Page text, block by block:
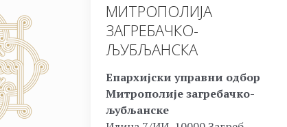
МИТРОПОЛИЈА
ЗАГРЕБАЧКО-
ЉУБЉАНСКА
Епархијски управни одбор
Митрополије загребачко-
љубљанске